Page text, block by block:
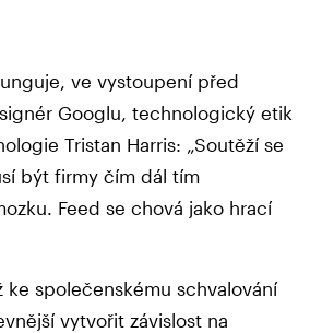
ve vystoupení před
Googlu, technologický etik
Tristan Harris: „Soutěží se
být firmy čím dál tím
Feed se chová jako hrací
ke společenskému schvalování
vytvořit závislost na